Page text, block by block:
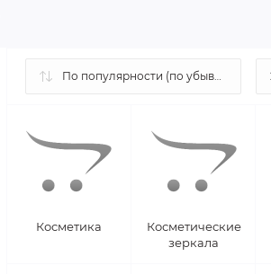
Косметика
Косметические
зеркала